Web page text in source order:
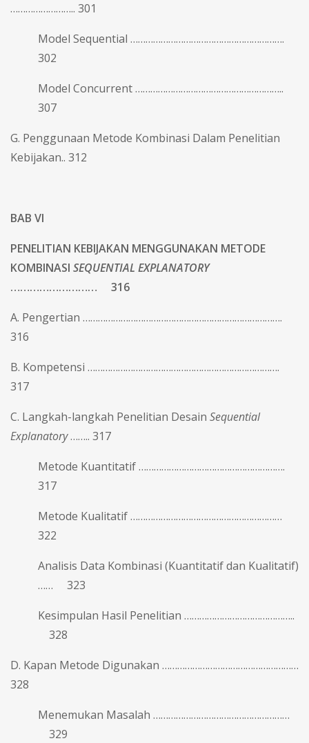
…………………….. 301
Model Sequential …………………………………………………….
302
Model Concurrent …………………………………………………..
307
G. Penggunaan Metode Kombinasi Dalam Penelitian
Kebijakan.. 312
BAB VI
PENELITIAN KEBIJAKAN MENGGUNAKAN METODE
KOMBINASI SEQUENTIAL EXPLANATORY
……………………… 316
A. Pengertian …………………………………………………………………….
316
B. Kompetensi ………………………………………………………………….
317
C. Langkah-langkah Penelitian Desain Sequential
Explanatory…….. 317
Metode Kuantitatif ………………………………………………….
317
Metode Kualitatif ……………………………………………………
322
Analisis Data Kombinasi (Kuantitatif dan Kualitatif)
…… 323
Kesimpulan Hasil Penelitian ……………………………………..
328
D. Kapan Metode Digunakan ………………………………………………
328
Menemukan Masalah ………………………………………………
329